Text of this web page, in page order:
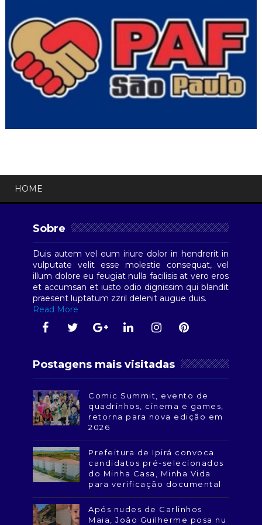
HOME
Sobre
Duis autem vel eum iriure dolor in hendrerit in
vulputate velit esse molestie consequat, vel
illum dolore eu feugiat nulla facilisis at vero eros
et accumsan et iusto odio dignissim qui blandit
praesent luptatum zzril delenit augue duis.
Read More
Postagens mais visitadas
Comic Summit, evento de
quadrinhos, cinema e games,
retorna para nova edição em
2026
Prefeitura de Ipirá convoca
candidatos pré-selecionados
do Minha Casa, Minha Vida
para verificação documental
Após nudes de Carlinhos
Maia, João Guilherme posa nu